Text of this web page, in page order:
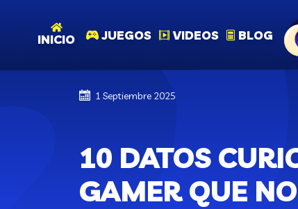
INICIO JUEGOS VIDEOS BLOG
1 Septiembre 2025
10 DATOS
GAMER QUE